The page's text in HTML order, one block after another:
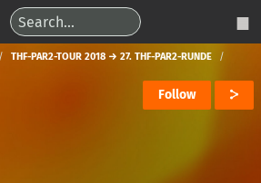
THF-PAR2-TOUR 2018 → 27. THF-PAR2-RUNDE
Follow